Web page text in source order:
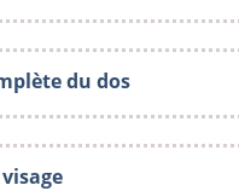
du dos